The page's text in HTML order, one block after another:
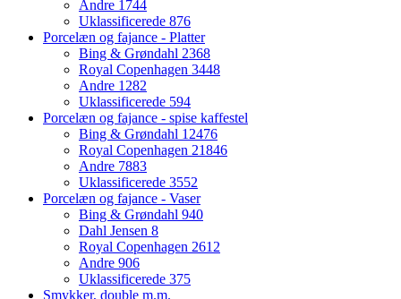
Andre 1744
Uklassificerede 876
Porcelæn og fajance - Platter
Bing & Grøndahl 2368
Royal Copenhagen 3448
Andre 1282
Uklassificerede 594
Porcelæn og fajance - spise kaffestel
Bing & Grøndahl 12476
Royal Copenhagen 21846
Andre 7883
Uklassificerede 3552
Porcelæn og fajance - Vaser
Bing & Grøndahl 940
Dahl Jensen 8
Royal Copenhagen 2612
Andre 906
Uklassificerede 375
Smykker, double m.m.